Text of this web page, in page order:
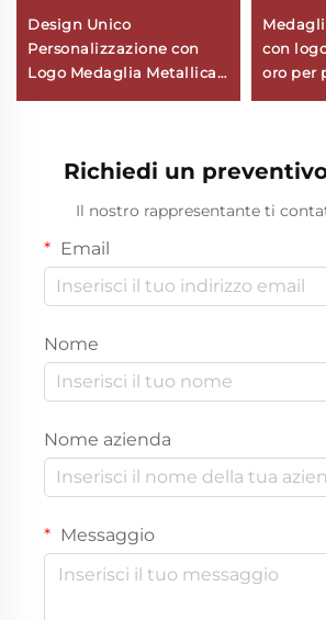
Design Unico
Personalizzazione con
Logo Medaglia Metallica
con
oro per
Richiedi un
Il nostro rappresentante ti
Email
Nome
Nome azienda
Messaggio